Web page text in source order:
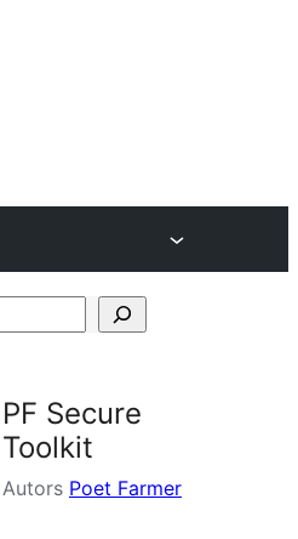
PF Secure
Toolkit
Autors Poet Farmer